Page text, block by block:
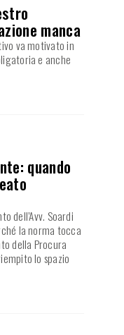
manca
va motivato in
e anche
quando
dell’Avv. Soardi
la norma tocca
della Procura
lo spazio